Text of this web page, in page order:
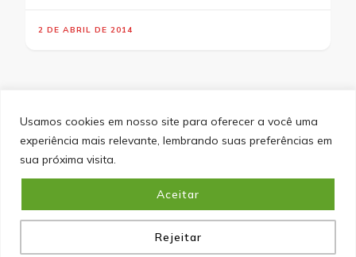
Usamos cookies em nosso site para oferecer a você uma
experiência mais relevante, lembrando suas preferências em
sua próxima visita.
Rejeitar
Aceitar
2 DE ABRIL DE 2014
&cópia; Direitos Autorais 2026Portal do Inferno
direitos reservados.Blossom PinIt | Desenvolvido por
Blossom Themes. Desenvolvido porWordPress.Política
de Privacidade
SITEMAP POLÍTICA DE PRIVACIDADE
EQUIPE